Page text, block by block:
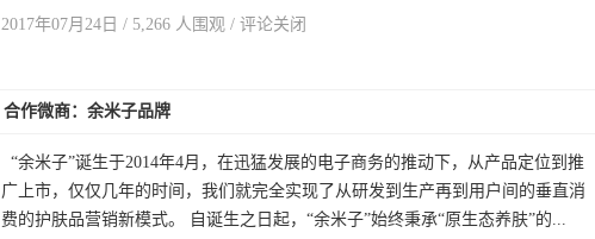
2017年07月24日 / 5,266 人围观 / 评论关闭
合作微商：余米子品牌
“余米子”诞生于2014年4月，在迅猛发展的电子商务的推动下，从产品定位到推
广上市，仅仅几年的时间，我们就完全实现了从研发到生产再到用户间的垂直消
费的护肤品营销新模式。 自诞生之日起，“余米子”始终秉承“原生态养肤”的...